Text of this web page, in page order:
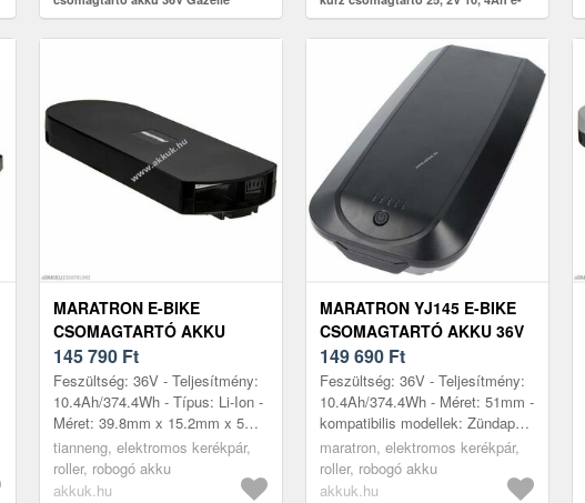
Innergy típusokhoz, 17Ah
bike akku
MARATRON E-BIKE
CSOMAGTARTÓ AKKU
TIANNENG TNLI 36V 10, 4AH
374WH LI-ION
145 790 Ft
Feszültség: 36V - Teljesítmény:
10.4Ah/374.4Wh - Típus: Li-Ion -
Méret: 39.8mm x 15.2mm x 5mm
- kompatibilis modellek: Cyco (
Aldi) (VP2) Prophete ...
tianneng, elektromos kerékpár,
roller, robogó akku
akkuk.hu
MARATRON YJ145 E-BIKE
CSOMAGTARTÓ AKKU 36V
10, 4AH (374WH)
TELEFUNKEN ZÜNDAPP
CHRISSON
149 690 Ft
Feszültség: 36V - Teljesítmény:
10.4Ah/374.4Wh - Méret: 51mm -
kompatibilis modellek: Zündapp
Z802, Green 7.7 (Baujahr kb,
Telefunken Multitalent R...
maratron, elektromos kerékpár,
roller, robogó akku
akkuk.hu